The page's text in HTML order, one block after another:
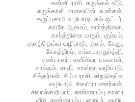
கன்னி ராசி, கருங்கல் வீடு,
கருங்காலி மாலையின் பயன்கள்,
கருப்பசாமி வழிபாடு, கல் ஒட்டர்,
காமீக ஆகமம், கார்த்திகை,
கார்த்திகை மாதம், கும்பம்,
குலத்தெய்வ வழிபாடு, குலம், கேது,
கோத்திரம், சங்கடாசதுர்த்தி,
சண்டாளர், சனீஸ்வர பகவான்,
சாக்தம், சாதி, சாஸ்தா வழிபாடு,
சித்தர்கள், சிம்ம ராசி, சிறுதெய்வ
வழிபாடு, சிவபிராமணர்கள்,
சிவாச்சாரியார், சுண்ணாம்பு காரை
வீடு, சுண்ணாம்பு பறையர், சூரிய